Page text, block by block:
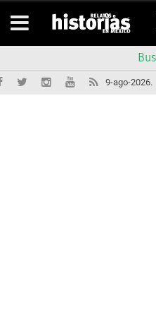
9-ago-2026.